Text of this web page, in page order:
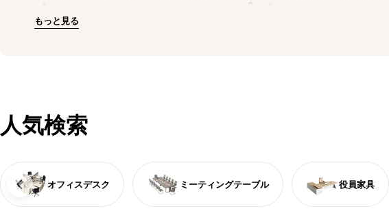
今すぐオフィスをアップグレード
もっと見る
人気検索
オフィスデスク ミーティングテーブル 役員家具